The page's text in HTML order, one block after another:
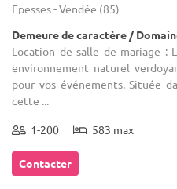
Epesses - Vendée (85)
Demeure de caractère /
Location de salle de mariage :
environnement naturel
pour vos événements. Située
cette ...
1-200 583 max
Contacter